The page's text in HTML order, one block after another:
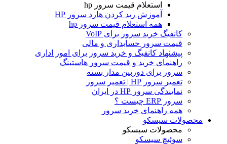
استعلام قیمت سرور hp
آموزش ريد كردن هارد سرور HP
همه استعلام قیمت سرور hp
کانفیگ خرید سرور برای VoIP
قیمت سرور حسابداری و مالی
پیشنهاد کانفیگ و خرید سرور برای امور اداری
راهنمای خرید و قیمت سرور هاستینگ
سرور برای دوربین مدار بسته
تعمیر سرور HP | تعمیر سرور
نمایندگی سرور HP در ایران
سرور ERP چیست ؟
همه راهنمای خرید سرور
محصولات سیسکو
محصولات سیسکو
سوئیچ سیسکو